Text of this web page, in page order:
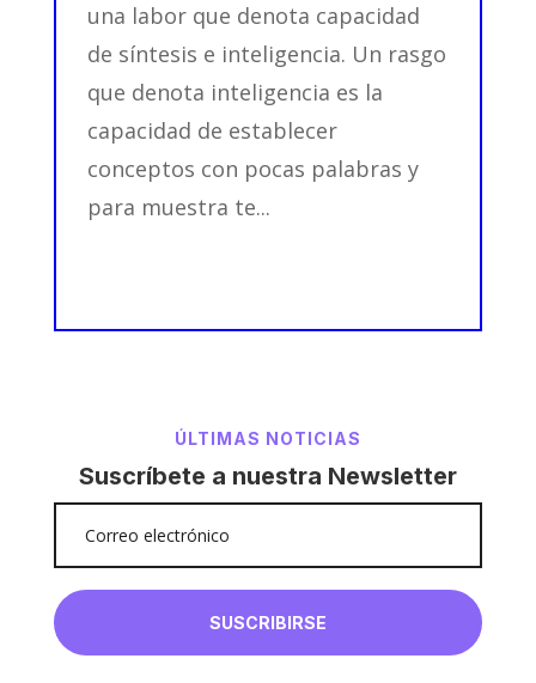
una labor que denota capacidad
de síntesis e inteligencia. Un rasgo
que denota inteligencia es la
capacidad de establecer
conceptos con pocas palabras y
para muestra te...
ÚLTIMAS NOTICIAS
Suscríbete a nuestra Newsletter
SUSCRIBIRSE